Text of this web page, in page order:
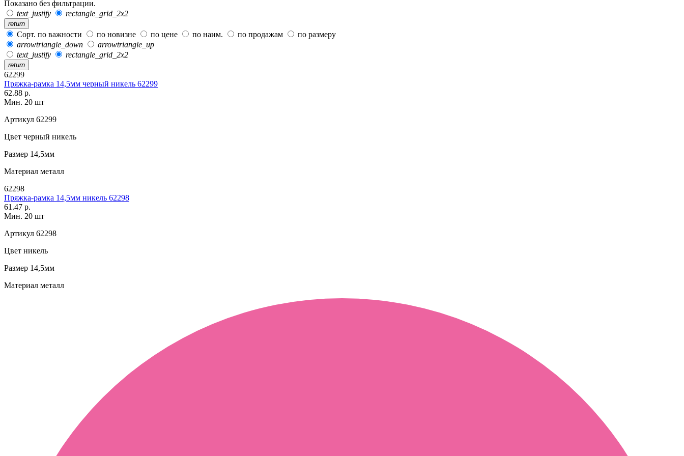
Показано без фильтрации.
text_justify
rectangle_grid_2x2
return
Сорт. по важности по новизне по цене по наим. по продажам
по размеру
arrowtriangle_down
arrowtriangle_up
text_justify
rectangle_grid_2x2
return
62299
Пряжка-рамка 14,5мм черный никель 62299
62.88 р.
Мин. 20 шт
Артикул 62299
Цвет черный никель
Размер 14,5мм
Материал металл
62298
Пряжка-рамка 14,5мм никель 62298
61.47 р.
Мин. 20 шт
Артикул 62298
Цвет никель
Размер 14,5мм
Материал металл